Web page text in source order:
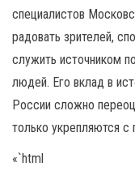
специалистов
радовать зрителей,
служить источником
людей. Его вклад в
России сложно
только укрепляются с
«`html